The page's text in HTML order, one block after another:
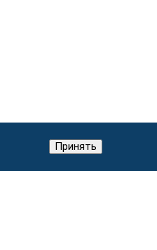
Принять